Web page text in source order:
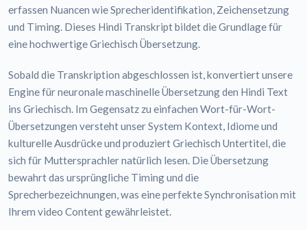
erfassen Nuancen wie Sprecheridentifikation, Zeichensetzung
und Timing. Dieses Hindi Transkript bildet die Grundlage für
eine hochwertige Griechisch Übersetzung.
Sobald die Transkription abgeschlossen ist, konvertiert unsere
Engine für neuronale maschinelle Übersetzung den Hindi Text
ins Griechisch. Im Gegensatz zu einfachen Wort-für-Wort-
Übersetzungen versteht unser System Kontext, Idiome und
kulturelle Ausdrücke und produziert Griechisch Untertitel, die
sich für Muttersprachler natürlich lesen. Die Übersetzung
bewahrt das ursprüngliche Timing und die
Sprecherbezeichnungen, was eine perfekte Synchronisation mit
Ihrem video Content gewährleistet.